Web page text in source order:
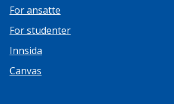
For ansatte
For studenter
Innsida
Canvas